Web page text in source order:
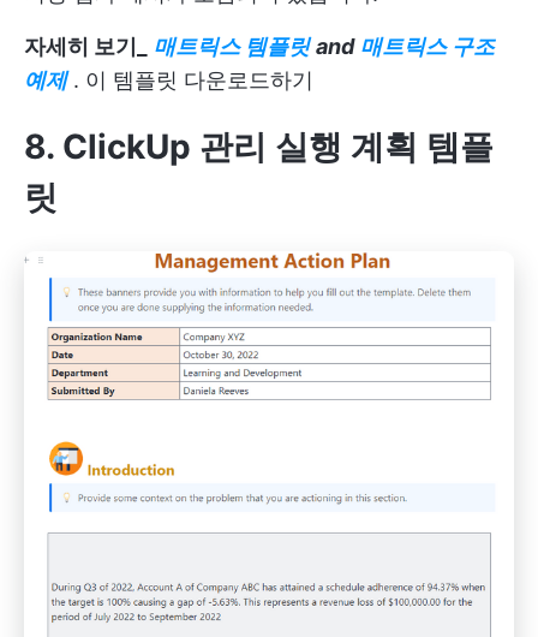
자세히 보기_ 매트릭스 템플릿 and 매트릭스 구조
예제. 이 템플릿 다운로드하기
8. ClickUp 관리 실행 계획 템플
릿